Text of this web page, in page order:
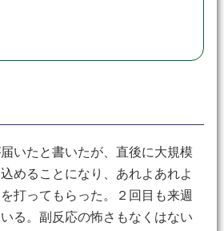
いたと書いたが、直後に大規模
めることになり、あれよあれよ
打ってもらった。２回目も来週
る。副反応の怖さもなくはない